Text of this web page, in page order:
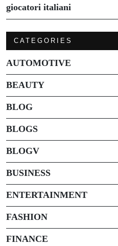
giocatori italiani
CATEGORIES
AUTOMOTIVE
BEAUTY
BLOG
BLOGS
BLOGV
BUSINESS
ENTERTAINMENT
FASHION
FINANCE